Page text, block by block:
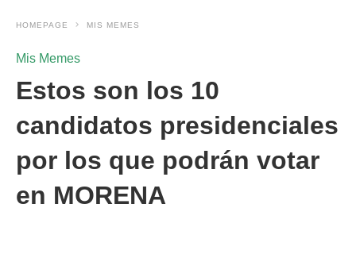
HOMEPAGE MIS MEMES
Mis Memes
Estos son los 10
candidatos presidenciales
por los que podrán votar
en MORENA